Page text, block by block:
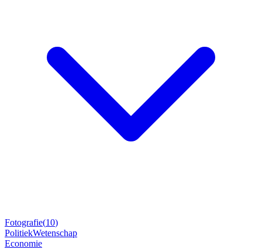
Fotografie(10)
PolitiekWetenschap
Economie